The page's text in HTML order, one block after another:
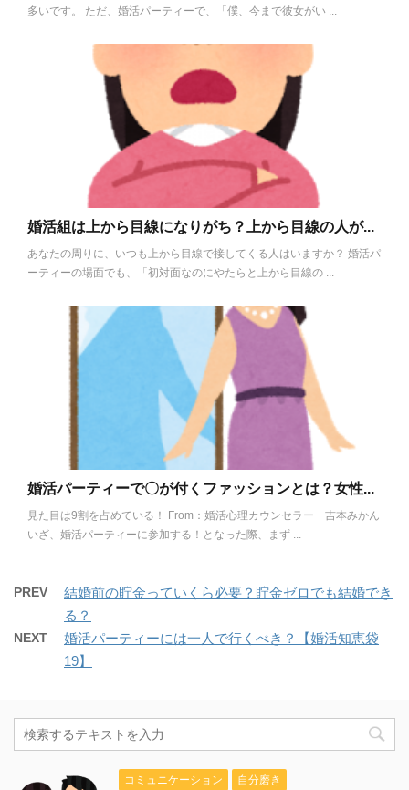
多いです。 ただ、婚活パーティーで、「僕、今まで彼女がい ...
婚活組は上から目線になりがち？上から目線の人が...
あなたの周りに、いつも上から目線で接してくる人はいますか？ 婚活パ
ーティーの場面でも、「初対面なのにやたらと上から目線の ...
婚活パーティーで〇が付くファッションとは？女性...
見た目は9割を占めている！ From：婚活心理カウンセラー 吉本みかん
いざ、婚活パーティーに参加する！となった際、まず ...
PREV
結婚前の貯金っていくら必要？貯金ゼロでも結婚でき
る？
NEXT
婚活パーティーには一人で行くべき？【婚活知恵袋
19】
コミュニケーション 自分磨き